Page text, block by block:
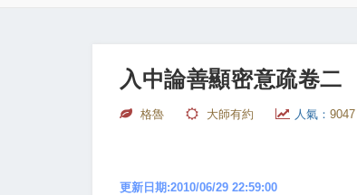
入中論善顯密意疏卷二
格魯 大師有約 人氣： 9047
更新日期:2010/06/29 22:59:00